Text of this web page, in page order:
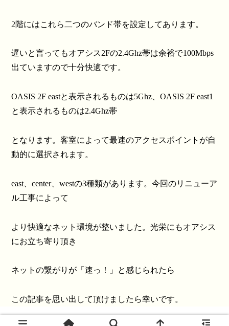
2階にはこれら二つのバンド帯を設定してあります。
遅いと言ってもオアシス2Fの2.4Ghz帯は余裕で100Mbps
出ていますので十分快適です。
OASIS 2F eastと表示されるものは5Ghz、OASIS 2F east1
と表示されるものは2.4Ghz帯
となります。客室によって最速のアクセスポイントが自
動的に選択されます。
east、center、westの3種類があります。今回のリニューア
ル工事によって
より快適なネット環境が整いました。光栄にもオアシス
にお立ち寄り頂き
ネットの繋がりが「速っ！」と感じられたら
この記事を思い出して頂けましたら幸いです。